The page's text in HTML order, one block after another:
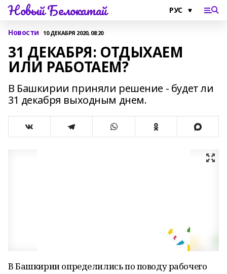
Новый Белокатай
Новости 10 ДЕКАБРЯ 2020, 08:20
31 ДЕКАБРЯ: ОТДЫХАЕМ
ИЛИ РАБОТАЕМ?
В Башкирии приняли решение - будет ли
31 декабря выходным днем.
В Башкирии определились по поводу рабочего